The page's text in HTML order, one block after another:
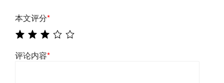
本文评分*
评论内容*